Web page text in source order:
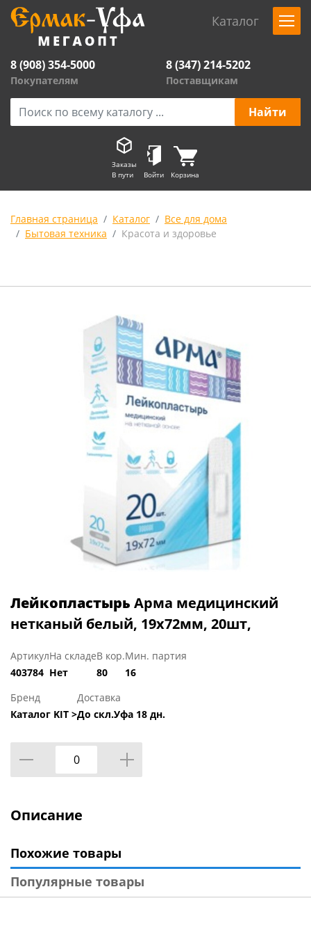
Каталог
8 (908) 354-5000
Покупателям
8 (347) 214-5202
Поставщикам
Заказы
В пути
Войти Корзина
Главная страница Каталог
Все для дома
Бытовая техника
Красота и здоровье
Лейкопластырь Арма медицинский
нетканый белый, 19х72мм, 20шт,
Артикул
403784
На складе
Нет
В кор.
80
Мин. партия
16
Бренд
Каталог KIT >
Доставка
До скл.Уфа 18 дн.
Описание
Похожие товары
Популярные товары